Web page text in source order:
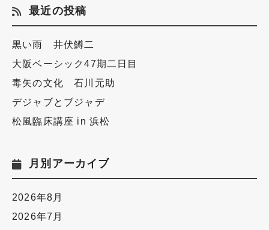
最近の投稿
黒い雨 井伏鱒二
大阪ベーシック47期二日目
毒矢の文化 石川元助
デジャブとブジャデ
松風臨床講座 in 浜松
月別アーカイブ
2026年8月
2026年7月